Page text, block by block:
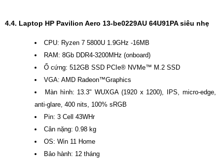
4.4. Laptop HP Pavilion Aero 13-be0229AU 64U91PA siêu nhẹ
CPU: Ryzen 7 5800U 1.9GHz -16MB
RAM: 8Gb DDR4-3200MHz (onboard)
Ổ cứng: 512GB SSD PCIe® NVMe™ M.2 SSD
VGA: AMD Radeon™Graphics
Màn hình: 13.3" WUXGA (1920 x 1200), IPS, micro-edge,
anti-glare, 400 nits, 100% sRGB
Pin: 3 Cell 43WHr
Cân nặng: 0.98 kg
OS: Win 11 Home
Bảo hành: 12 tháng